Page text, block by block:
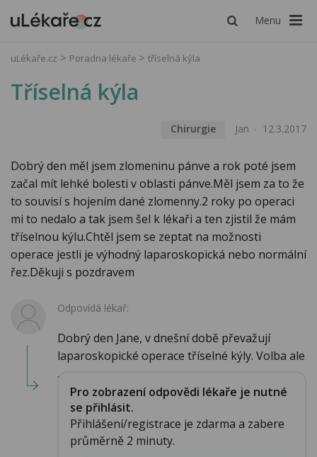
Menu
uLékaře.cz Poradna lékaře tříselná kýla
Tříselná kýla
Chirurgie Jan 12.3.2017
Dobrý den měl jsem zlomeninu pánve a rok poté jsem
začal mít lehké bolesti v oblasti pánve.Měl jsem za to že
to souvisí s hojením dané zlomenny.2 roky po operaci
mi to nedalo a tak jsem šel k lékaři a ten zjistil že mám
tříselnou kýlu.Chtěl jsem se zeptat na možnosti
operace jestli je výhodný laparoskopická nebo normální
řez.Děkuji s pozdravem
Odpovídá lékař:
Dobrý den Jane, v dnešní době převažují
laparoskopické operace tříselné kýly. Volba ale
...
Pro zobrazení odpovědi lékaře je nutné
se přihlásit.
Přihlášení/registrace je zdarma a zabere
průměrně 2 minuty.